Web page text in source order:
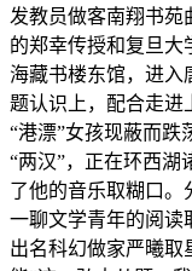
发教员做客南翔书苑
的郑幸传授和复旦大
海藏书楼东馆，进入
题认识上，配合走进
“港漂”女孩现蔽而跌
“两汉”，正在环西湖
了他的音乐取糊口。
一聊文学青年的阅读
出名科幻做家严曦取